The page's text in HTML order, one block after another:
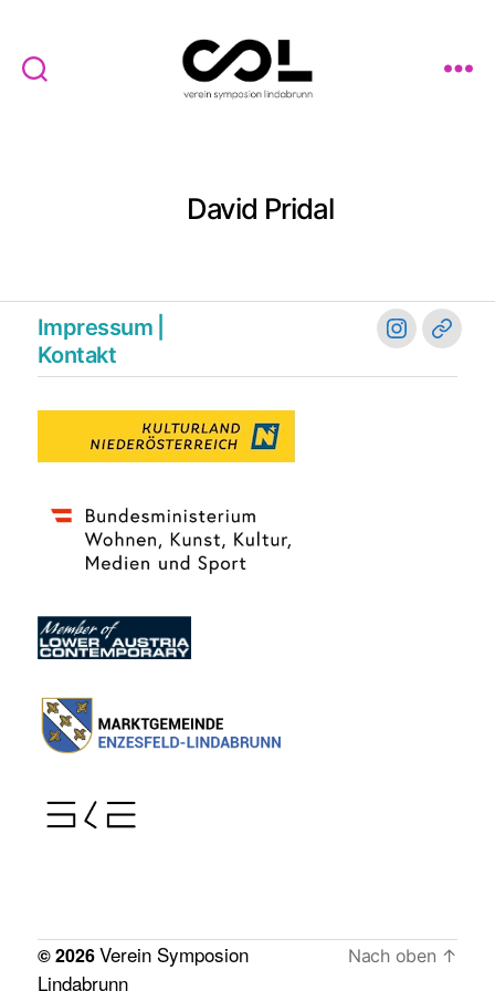
David Pridal
Impressum |
Kontakt
instagram
© 2026Verein Symposion
Lindabrunn
Nach oben ↑